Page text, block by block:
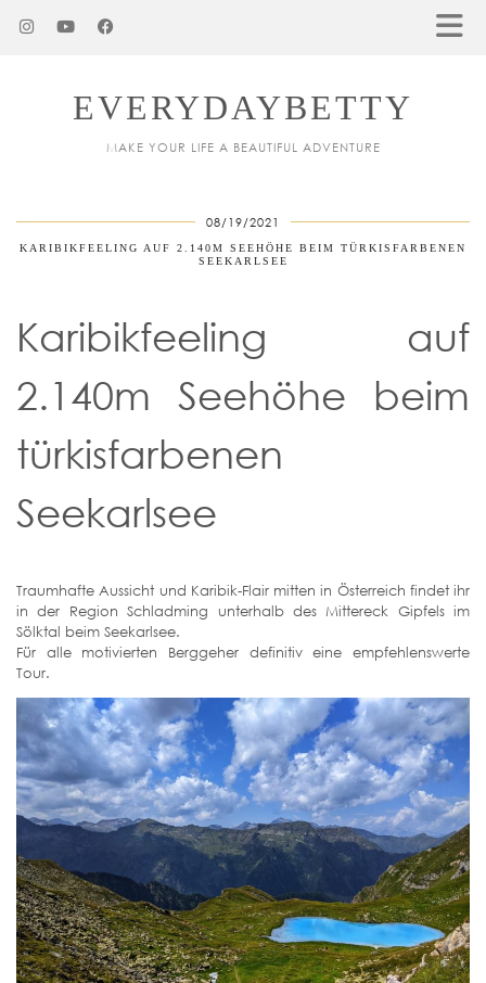
EVERYDAYBETTY
MAKE YOUR LIFE A BEAUTIFUL ADVENTURE
08/19/2021
KARIBIKFEELING AUF 2.140M SEEHÖHE BEIM TÜRKISFARBENEN
SEEKARLSEE
Karibikfeeling auf
2.140m Seehöhe beim
türkisfarbenen
Seekarlsee
Traumhafte Aussicht und Karibik-Flair mitten in Österreich findet ihr
in der Region Schladming unterhalb des Mittereck Gipfels im
Sölktal beim Seekarlsee.
Für alle motivierten Berggeher definitiv eine empfehlenswerte
Tour.